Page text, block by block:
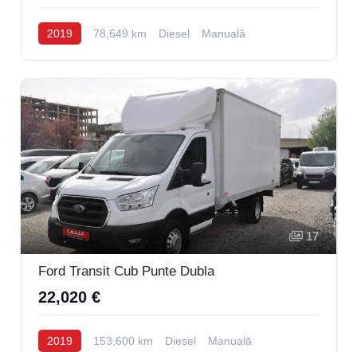
2019 78,649 km Diesel Manuală
17
Ford Transit Cub Punte Dubla
22,020 €
2019 153,600 km Diesel Manuală